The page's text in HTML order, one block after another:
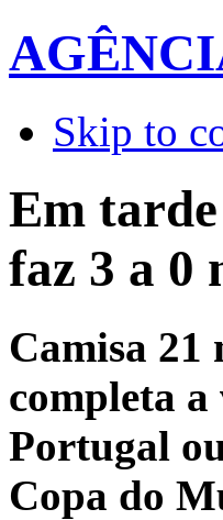
Skip to
Em
faz 3 a 0
Camisa 21
completa
Portugal
Copa do